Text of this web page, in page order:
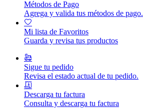
Métodos de Pago
Agrega y valida tus métodos de pago.
Mi lista de Favoritos
Guarda y revisa tus productos
Sigue tu pedido
Revisa el estado actual de tu pedido.
Descarga tu factura
Consulta y descarga tu factura